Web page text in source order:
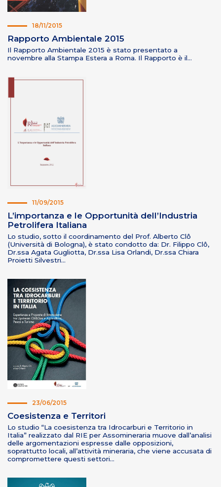
18/11/2015
Rapporto Ambientale 2015
Il Rapporto Ambientale 2015 è stato presentato a
novembre alla Stampa Estera a Roma. Il Rapporto è il…
11/09/2015
L’importanza e le Opportunità dell’Industria
Petrolifera Italiana
Lo studio, sotto il coordinamento del Prof. Alberto Clô
(Università di Bologna), è stato condotto da: Dr. Filippo Clô,
Dr.ssa Agata Gugliotta, Dr.ssa Lisa Orlandi, Dr.ssa Chiara
Proietti Silvestri…
23/06/2015
Coesistenza e Territori
Lo studio “La coesistenza tra Idrocarburi e Territorio in
Italia” realizzato dal RIE per Assomineraria muove dall’analisi
delle argomentazioni espresse dalle opposizioni,
soprattutto locali, all’attività mineraria, che viene accusata di
compromettere questi settori…